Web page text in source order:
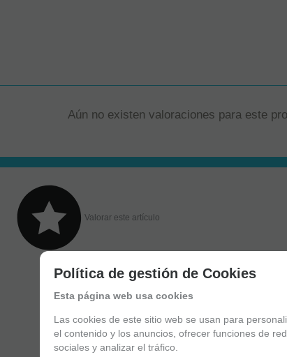
Aún no existen valoraciones para este
Valorar este artículo
Política de gestión de Cookies
Esta página web usa cookies
Las cookies de este sitio web se usan para
el contenido y los anuncios, ofrecer funciones de
sociales y analizar el tráfico.